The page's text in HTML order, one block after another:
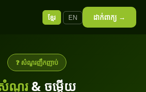
ខ្មែរ EN ដាក់ពាក្យ →
❓ សំណួរញឹកញាប់
ណួរ& ចម្លើយ